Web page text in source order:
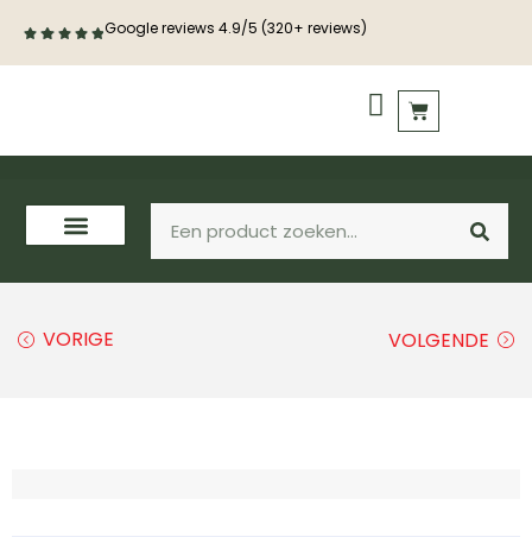
Google reviews 4.9/5 (320+ reviews)
VORIGE VOLGENDE